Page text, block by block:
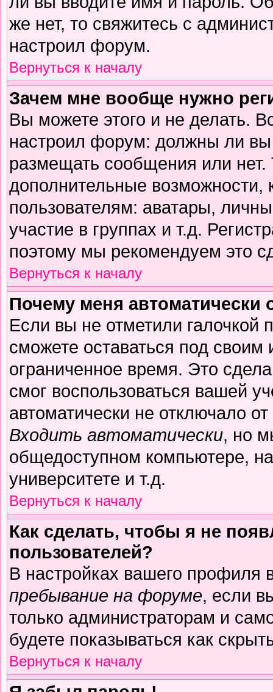
же нет, то свяжитесь с
настроил форум.
Вернуться к началу
Зачем мне вообще нужно
Вы можете этого и не делать.
настроил форум: должны ли вы
размещать сообщения или
дополнительные
пользователям: аватары,
участие в группах и т.д.
поэтому мы рекомендуем это
Вернуться к началу
Почему меня автоматически
Если вы не отметили галочкой
сможете оставаться под
ограниченное время. Это
смог воспользоваться вашей
автоматически не отключало
Входить автоматически, но
общедоступном компьютере,
университете и т.д.
Вернуться к началу
Как сделать, чтобы я не
пользователей?
В настройках вашего
пребывание на форуме, если
только администраторам и
будете показываться как
Вернуться к началу